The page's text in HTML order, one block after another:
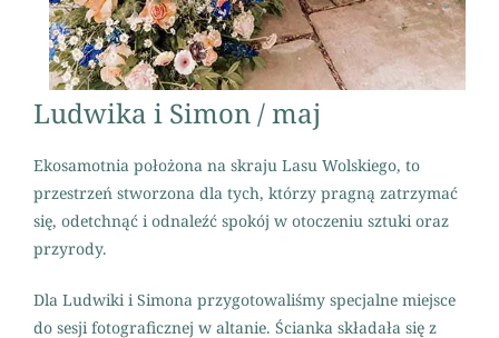
Ludwika i Simon / maj
Ekosamotnia położona na skraju Lasu Wolskiego, to
przestrzeń stworzona dla tych, którzy pragną zatrzymać
się, odetchnąć i odnaleźć spokój w otoczeniu sztuki oraz
przyrody.
Dla Ludwiki i Simona przygotowaliśmy specjalne miejsce
do sesji fotograficznej w altanie. Ścianka składała się z